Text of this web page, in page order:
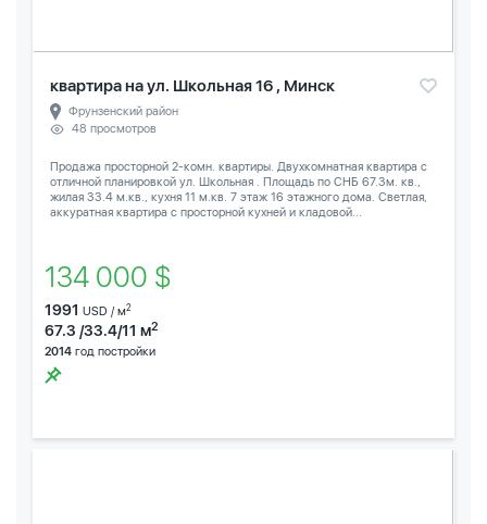
квартира на ул. Школьная 16 , Минск
Фрунзенский район
48 просмотров
Продажа просторной 2-комн. квартиры. Двухкомнатная квартира с
отличной планировкой ул. Школьная . Площадь по СНБ 67.3м. кв.,
жилая 33.4 м.кв., кухня 11 м.кв. 7 этаж 16 этажного дома. Светлая,
аккуратная квартира с просторной кухней и кладовой...
134 000 $
1991 USD / м2
67.3 /33.4/11 м2
2014 год постройки